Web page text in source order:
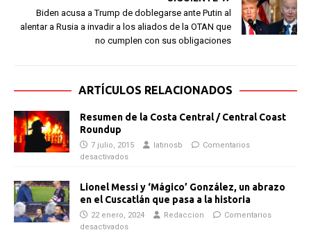
Biden acusa a Trump de doblegarse ante Putin al
alentar a Rusia a invadir a los aliados de la OTAN que
no cumplen con sus obligaciones
ARTÍCULOS RELACIONADOS
Resumen de la Costa Central / Central Coast
Roundup
7 julio, 2015 latinosb
Comentarios
desactivados
Lionel Messi y ‘Mágico’ González, un abrazo
en el Cuscatlán que pasa a la historia
22 enero, 2024 Redaccion
Comentarios
desactivados